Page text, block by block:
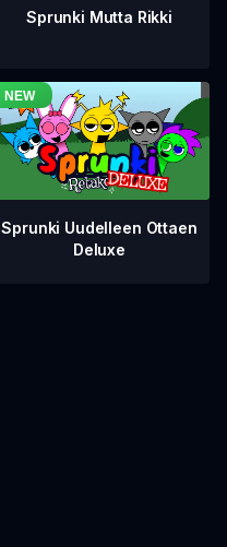
Sprunki Mutta Rikki
Sprunki Uudelleen Ottaen
Deluxe